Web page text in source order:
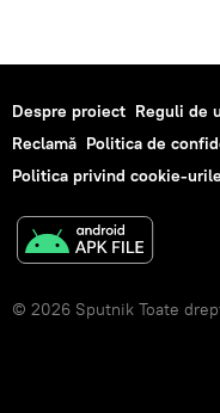
Despre proiect Reguli de
Reclamă Politica de
Politica privind cookie-urile
© 2026 Sputnik Toate